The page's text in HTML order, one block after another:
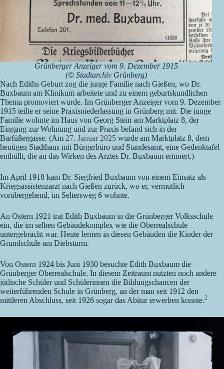
Grünberger Anzeiger vom 9. Dezember 1915
(© Stadtarchiv Grünberg)
Nach Ediths Geburt zog die junge Familie nach Gießen, wo Dr.
Buxbaum am Klinikum arbeitete und zu einem geburtskundlichen
Thema promoviert wurde. Im Grünberger Anzeiger vom 9. Dezember
1915 teilte er seine Praxisniederlassung in Grünberg mit. Die junge
Familie wohnte im Haus von Georg Stein am Marktplatz 8, der
Eingang zur Wohnung und zur Praxis befand sich in der
Barfüßergasse. (Am 27. Januar 2025 wurde am Marktplatz 8, dem
heutigen Stadthaus mit Bürgerbüro und Standesamt, eine Gedenktafel
enthüllt, die an das Wirken des Arztes Dr. Buxbaum erinnert.)
Im April 1918 kam Dr. Siegfried Buxbaum von einem Einsatz als
Kriegsassistenzarzt nach Gießen zurück, wo er, vermutlich
vorübergehend, im Seltersweg 6 wohnte.
An Ostern 1921 trat Edith Buxbaum in die Grünberger Volksschule
ein, die im selben Gebäudekomplex wie die Oberrealschule
untergebracht war. Heute lernen in diesen Gebäuden die Kinder der
Grundschule am Diebsturm.
Von Ostern 1924 bis Juni 1930 besuchte Edith Buxbaum die
Grünberger Oberrealschule. In diesem Zeitraum nutzten noch andere
jüdische Schüler und Schülerinnen die Bildungschancen der
weiterführenden Schule in Grünberg, an der man seit 1912 den
mittleren Abschluss, seit 1926 sogar das Abitur erwerben konnte.2